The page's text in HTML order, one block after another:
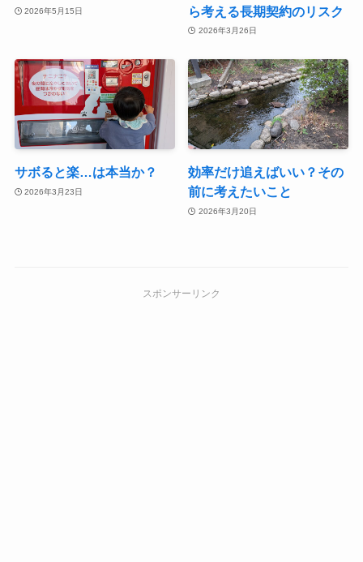
2026年5月15日
ら考える長期契約のリスク
2026年3月26日
サボると楽…は本当か？
2026年3月23日
効率だけ追えばいい？その
前に考えたいこと
2026年3月20日
スポンサーリンク